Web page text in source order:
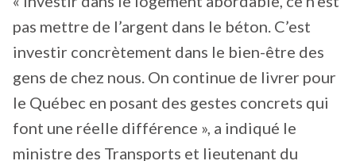
pas mettre de l’argent dans le béton. C’est
investir concrètement dans le bien-être des
gens de chez nous. On continue de livrer pour
le Québec en posant des gestes concrets qui
font une réelle différence », a indiqué le
ministre des Transports et lieutenant du